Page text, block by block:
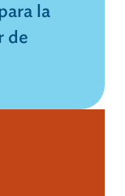
la
de